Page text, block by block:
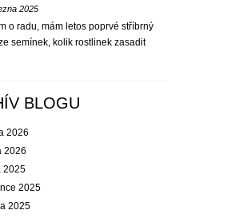
2025
o radu, mám letos poprvé stříbrný
semínek, kolik rostlinek zasadit
BLOGU
2026
2026
2025
2025
2025